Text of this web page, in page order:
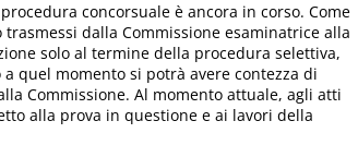
concorsuale è ancora in corso. Come
dalla Commissione esaminatrice alla
solo al termine della procedura selettiva,
a quel momento si potrà avere contezza di
Commissione. Al momento attuale, agli atti
alla prova in questione e ai lavori della